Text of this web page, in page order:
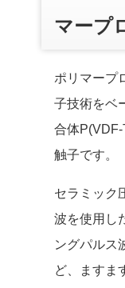
マープ
ポリマープ
子技術をベ
合体
触子です。
セラミック
波を使用し
ングパルス
ど、ますま